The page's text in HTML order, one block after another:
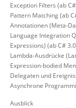
Exception Filters (ab
Pattern Matching (ab
Annotationen (Meta-
Language Integration
Expressions) (ab C#
Lambda-Ausdrücke
Expression-bodied
Delegaten und
Asynchrone
Ausblick